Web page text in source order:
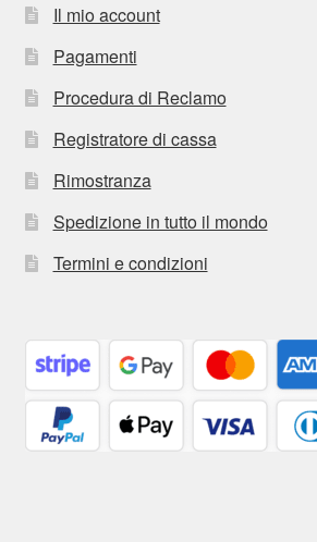
Il mio account
Pagamenti
Procedura di Reclamo
Registratore di cassa
Rimostranza
Spedizione in tutto il mondo
Termini e condizioni